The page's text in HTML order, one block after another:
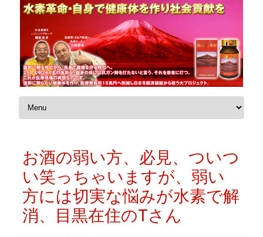
コンテンツへスキップ
お酒の弱い方、必見、ついつ
い笑っちゃいますが、弱い
方には切実な悩みが水素で解
消、目黒在住のTさん